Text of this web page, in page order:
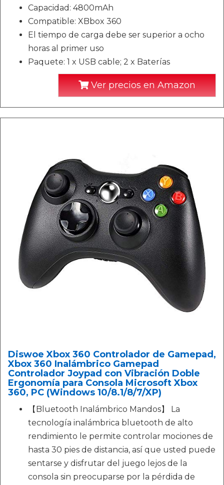
Capacidad: 4800mAh
Compatible: XBbox 360
El tiempo de carga debe ser superior a ocho
horas al primer uso
Paquete: 1 x USB cable; 2 x Baterías
Ver precios en Amazon
Diswoe Xbox 360 Controlador de Gamepad,
Xbox 360 Inalámbrico Gamepad
Controlador Joypad con Vibración Doble
Ergonomía para Consola Microsoft Xbox
360, PC (Windows 10/8.1/8/7/XP)
【Bluetooth Inalámbrico Mandos】 La
tecnología inalámbrica bluetooth de alto
rendimiento le permite controlar mociones de
hasta 30 pies de distancia, así que usted puede
sentarse y disfrutar del juego lejos de la
consola sin preocuparse por la pérdida de